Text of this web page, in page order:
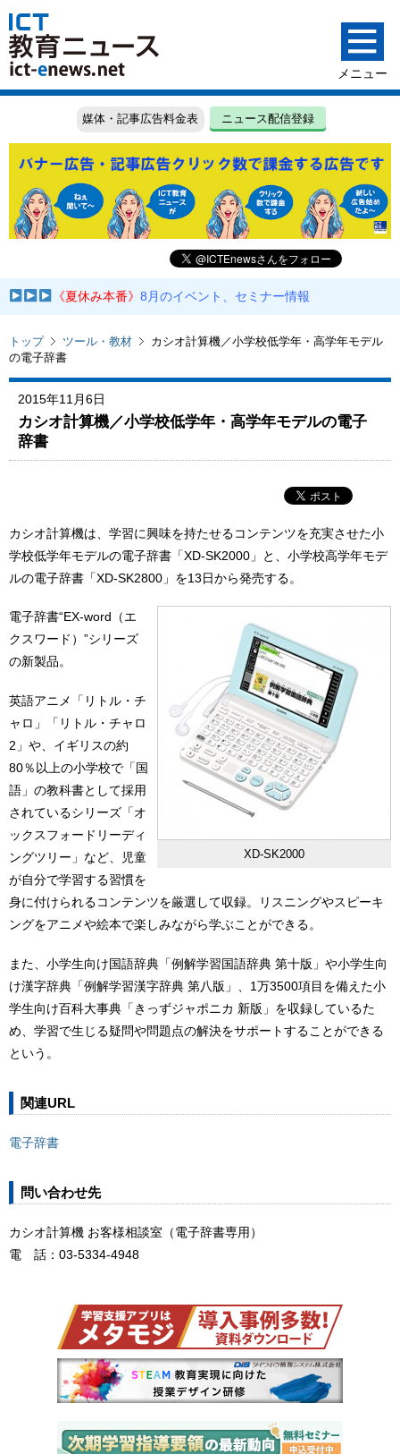
媒体・記事広告料金表 ニュース配信登録
《夏休み本番》8月のイベント、セミナー情報
トップ ツール・教材
カシオ計算機／小学校低学年・高学年モデル
の電子辞書
2015年11月6日
カシオ計算機／小学校低学年・高学年モデルの電子
辞書
カシオ計算機は、学習に興味を持たせるコンテンツを充実させた小
学校低学年モデルの電子辞書「XD-SK2000」と、小学校高学年モデ
ルの電子辞書「XD-SK2800」を13日から発売する。
XD-SK2000
電子辞書“EX-word（エ
クスワード）”シリーズ
の新製品。
英語アニメ「リトル・チ
ャロ」「リトル・チャロ
2」や、イギリスの約
80％以上の小学校で「国
語」の教科書として採用
されているシリーズ「オ
ックスフォードリーディ
ングツリー」など、児童
が自分で学習する習慣を
身に付けられるコンテンツを厳選して収録。リスニングやスピーキ
ングをアニメや絵本で楽しみながら学ぶことができる。
また、小学生向け国語辞典「例解学習国語辞典 第十版」や小学生向
け漢字辞典「例解学習漢字辞典 第八版」、1万3500項目を備えた小
学生向け百科大事典「きっずジャポニカ 新版」を収録しているた
め、学習で生じる疑問や問題点の解決をサポートすることができる
という。
関連URL
電子辞書
問い合わせ先
カシオ計算機 お客様相談室（電子辞書専用）
電 話：03-5334-4948